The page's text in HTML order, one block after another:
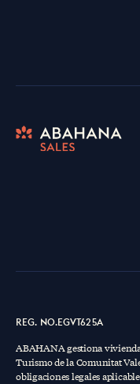
REG. NO.EGVT625A
ABAHANA gestiona
Turismo de la Comunitat
obligaciones legales